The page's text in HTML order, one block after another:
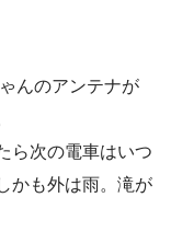
んのアンテナが
ら次の電車はいつ
かも外は雨。滝が